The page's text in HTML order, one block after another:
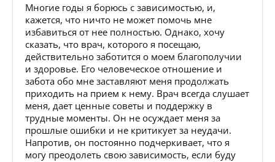
Многие годы я борюсь с зависимостью, и,
кажется, что ничто не может помочь мне
избавиться от нее полностью. Однако, хочу
сказать, что врач, которого я посещаю,
действительно заботится о моем благополучии
и здоровье. Его человеческое отношение и
забота обо мне заставляют меня продолжать
приходить на прием к нему. Врач всегда слушает
меня, дает ценные советы и поддержку в
трудные моменты. Он не осуждает меня за
прошлые ошибки и не критикует за неудачи.
Напротив, он постоянно подчеркивает, что я
могу преодолеть свою зависимость, если буду